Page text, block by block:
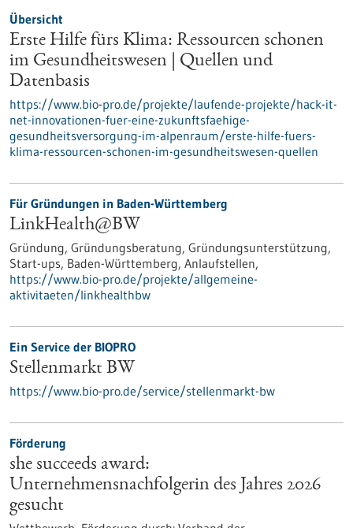
Übersicht
Erste Hilfe fürs Klima: Ressourcen schonen
im Gesundheitswesen | Quellen und
Datenbasis
https://www.bio-pro.de/projekte/laufende-projekte/hack-it-
net-innovationen-fuer-eine-zukunftsfaehige-
gesundheitsversorgung-im-alpenraum/erste-hilfe-fuers-
klima-ressourcen-schonen-im-gesundheitswesen-quellen
Für Gründungen in Baden-Württemberg
LinkHealth@BW
Gründung, Gründungsberatung, Gründungsunterstützung,
Start-ups, Baden-Württemberg, Anlaufstellen,
https://www.bio-pro.de/projekte/allgemeine-
aktivitaeten/linkhealthbw
Ein Service der BIOPRO
Stellenmarkt BW
https://www.bio-pro.de/service/stellenmarkt-bw
Förderung
she succeeds award:
Unternehmensnachfolgerin des Jahres 2026
gesucht